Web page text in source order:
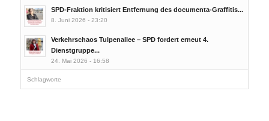
SPD-Fraktion kritisiert Entfernung des documenta-Graffitis...
8. Juni 2026 - 23:20
Verkehrschaos Tulpenallee – SPD fordert erneut 4.
Dienstgruppe...
24. Mai 2026 - 16:58
Schlagworte